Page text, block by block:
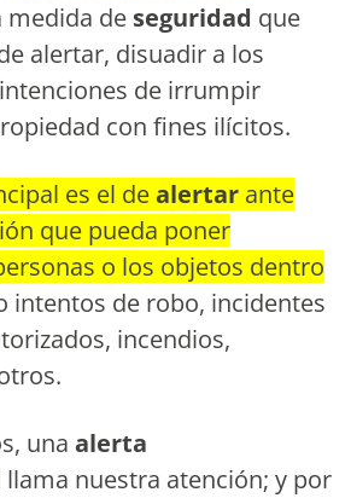
medida de seguridad que
alertar, disuadir a los
de irrumpir
con fines ilícitos.
es el dealertar ante
que pueda poner
o los objetos dentro
intentos de robo, incidentes
incendios,
una alerta
llama nuestra atención; y por